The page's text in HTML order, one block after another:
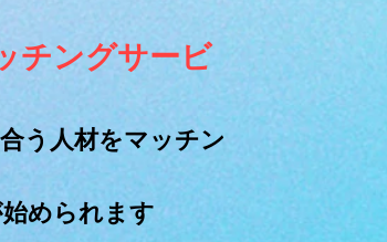
チングサービ
う人材をマッチン
められます